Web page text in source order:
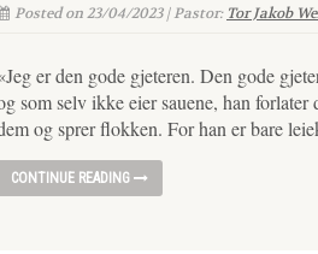
Posted on 23/04/2023 | Pastor: Tor Jakob
er den gode gjeteren. Den gode
som selv ikke eier sauene, han
og sprer flokken. For han er bare
CONTINUE READING